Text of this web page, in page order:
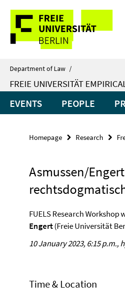
direkt
Inhalt
Service
Navigation
Department of Law /
FREIE UNIVERSITÄT
EVENTS PEOPLE
Homepage Research
Asmussen/
FUELS Research Workshop
Engert(Freie Universität
10 January 2023, 6:15 p.m.,
Time & Location